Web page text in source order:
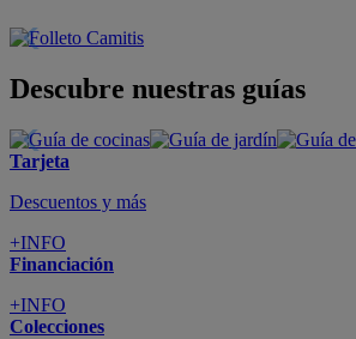
Descubre nuestras guías
Tarjeta
Descuentos y más
+INFO
Financiación
+INFO
Colecciones